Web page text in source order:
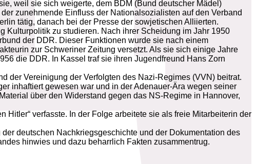
weil sie sich weigerte, dem BDM (Bund deutscher Mädel)
zunehmende Einfluss der Nationalsozialisten auf den Verband
tätig, danach bei der Presse der sowjetischen Alliierten.
Kulturpolitik zu studieren. Nach ihrer Scheidung im Jahr 1950
der DDR. Dieser Funktionen wurde sie nach einem
zur Schweriner Zeitung versetzt. Als sie sich einige Jahre
die DDR. In Kassel traf sie ihren Jugendfreund Hans Zorn
der Vereinigung der Verfolgten des Nazi-Regimes (VVN) beitrat.
inhaftiert gewesen war und in der Adenauer-Ära wegen seiner
über den Widerstand gegen das NS-Regime in Hannover,
Hitler“ verfasste. In der Folge arbeitete sie als freie Mitarbeiterin der
deutschen Nachkriegsgeschichte und der Dokumentation des
hinwies und dazu beharrlich Fakten zusammentrug.